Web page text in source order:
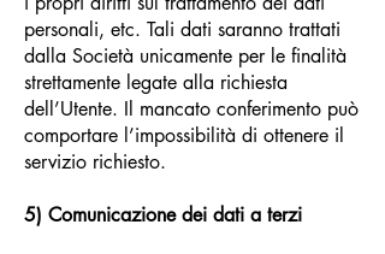
personali, etc. Tali dati saranno trattati
dalla Società unicamente per le finalità
strettamente legate alla richiesta
dell’Utente. Il mancato conferimento può
comportare l’impossibilità di ottenere il
servizio richiesto.
5) Comunicazione dei dati a terzi